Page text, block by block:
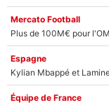
Mercato Football
Espagne
Équipe de France